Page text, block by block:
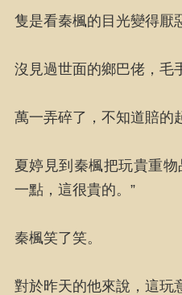
隻是看秦楓的目光變得厭
沒見過世面的鄉巴佬，毛
萬一弄碎了，不知道賠的
夏婷見到秦楓把玩貴重
一點，這很貴的。”
秦楓笑了笑。
對於昨天的他來說，這玩